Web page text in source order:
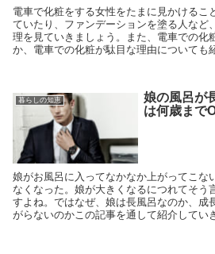
電車で化粧をする女性をたまに見かけるこ
ていたり、ファンデーションを塗る人など
理を見ていきましょう。また、電車での化
か、電車での化粧が駄目な理由についても
暮らしの知恵
娘の風呂が
は何歳まで
娘がお風呂に入ってなかなか上がってこな
なくなった。娘が大きくなるにつれてそう
すよね。ではなぜ、娘は長風呂なのか、成
がらないのかこの記事を通して紹介してい